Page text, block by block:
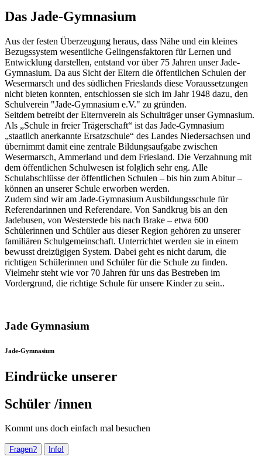
Das Jade-Gymnasium
Aus der festen Überzeugung heraus, dass Nähe und ein kleines
Bezugssystem wesentliche Gelingensfaktoren für Lernen und
Entwicklung darstellen, entstand vor über 75 Jahren unser Jade-
Gymnasium. Da aus Sicht der Eltern die öffentlichen Schulen der
Wesermarsch und des südlichen Frieslands diese Voraussetzungen
nicht bieten konnten, entschlossen sie sich im Jahr 1948 dazu, den
Schulverein "Jade-Gymnasium e.V." zu gründen.
Seitdem betreibt der Elternverein als Schulträger unser Gymnasium.
Als „Schule in freier Trägerschaft“ ist das Jade-Gymnasium
„staatlich anerkannte Ersatzschule“ des Landes Niedersachsen und
übernimmt damit eine zentrale Bildungsaufgabe zwischen
Wesermarsch, Ammerland und dem Friesland. Die Verzahnung mit
dem öffentlichen Schulwesen ist folglich sehr eng. Alle
Schulabschlüsse der öffentlichen Schulen – bis hin zum Abitur –
können an unserer Schule erworben werden.
Zudem sind wir am Jade-Gymnasium Ausbildungsschule für
Referendarinnen und Referendare. Von Sandkrug bis an den
Jadebusen, von Westerstede bis nach Brake – etwa 600
Schülerinnen und Schüler aus dieser Region gehören zu unserer
familiären Schulgemeinschaft. Unterrichtet werden sie in einem
bewusst dreizügigen System. Dabei geht es nicht darum, die
richtigen Schülerinnen und Schüler für die Schule zu finden.
Vielmehr steht wie vor 70 Jahren für uns das Bestreben im
Vordergrund, die richtige Schule für unsere Kinder zu sein..
Jade Gymnasium
Jade-Gymnasium
Eindrücke unserer
Schüler /innen
Kommt uns doch einfach mal besuchen
Fragen? Info!